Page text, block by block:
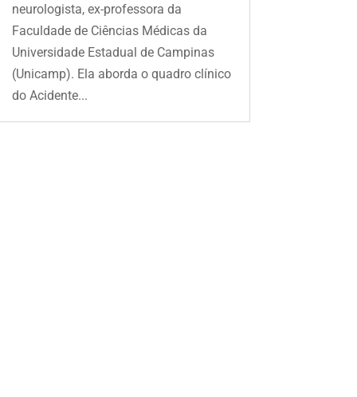
neurologista, ex-professora da
Faculdade de Ciências Médicas da
Universidade Estadual de Campinas
(Unicamp). Ela aborda o quadro clínico
do Acidente...